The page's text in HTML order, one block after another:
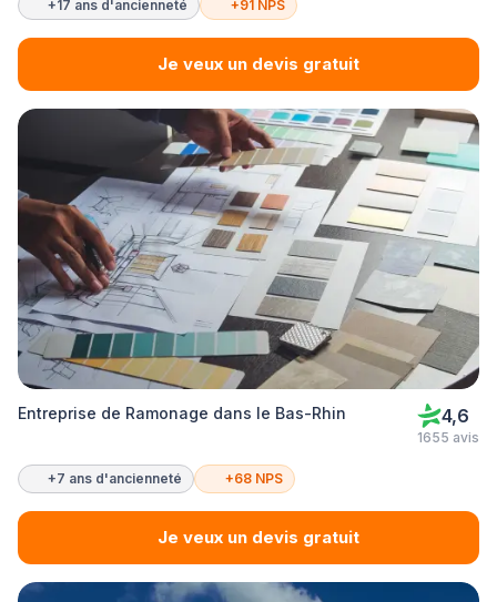
+17 ans d'ancienneté +91 NPS
Je veux un devis gratuit
Entreprise de Ramonage dans le Bas-Rhin 4,6
1655 avis
+7 ans d'ancienneté +68 NPS
Je veux un devis gratuit